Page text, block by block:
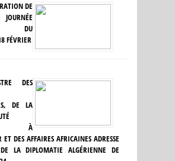
DE
DU
FÉVRIER
DES
DE LA
À
ET DES AFFAIRES AFRICAINES ADRESSE
LA DIPLOMATIE ALGÉRIENNE DE